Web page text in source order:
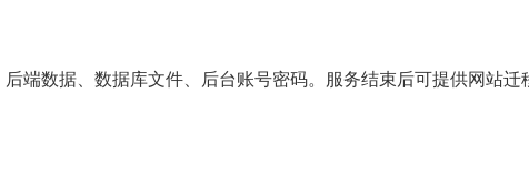
端数据、数据库文件、后台账号密码。服务结束后可提供网站迁